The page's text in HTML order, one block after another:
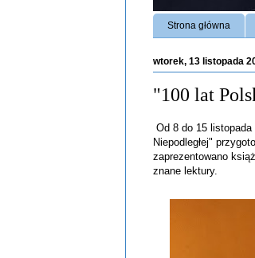
Strona główna
wtorek, 13 listopada
"100 lat
Od 8 do 15
Niepodległej"
zaprezentowano
znane lektury.